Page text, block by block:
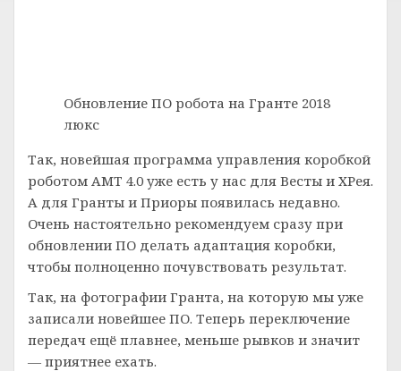
Обновление ПО робота на Гранте 2018
люкс
Так, новейшая программа управления коробкой
роботом АМТ 4.0 уже есть у нас для Весты и ХРея.
А для Гранты и Приоры появилась недавно.
Очень настоятельно рекомендуем сразу при
обновлении ПО делать адаптация коробки,
чтобы полноценно почувствовать результат.
Так, на фотографии Гранта, на которую мы уже
записали новейшее ПО. Теперь переключение
передач ещё плавнее, меньше рывков и значит
— приятнее ехать.